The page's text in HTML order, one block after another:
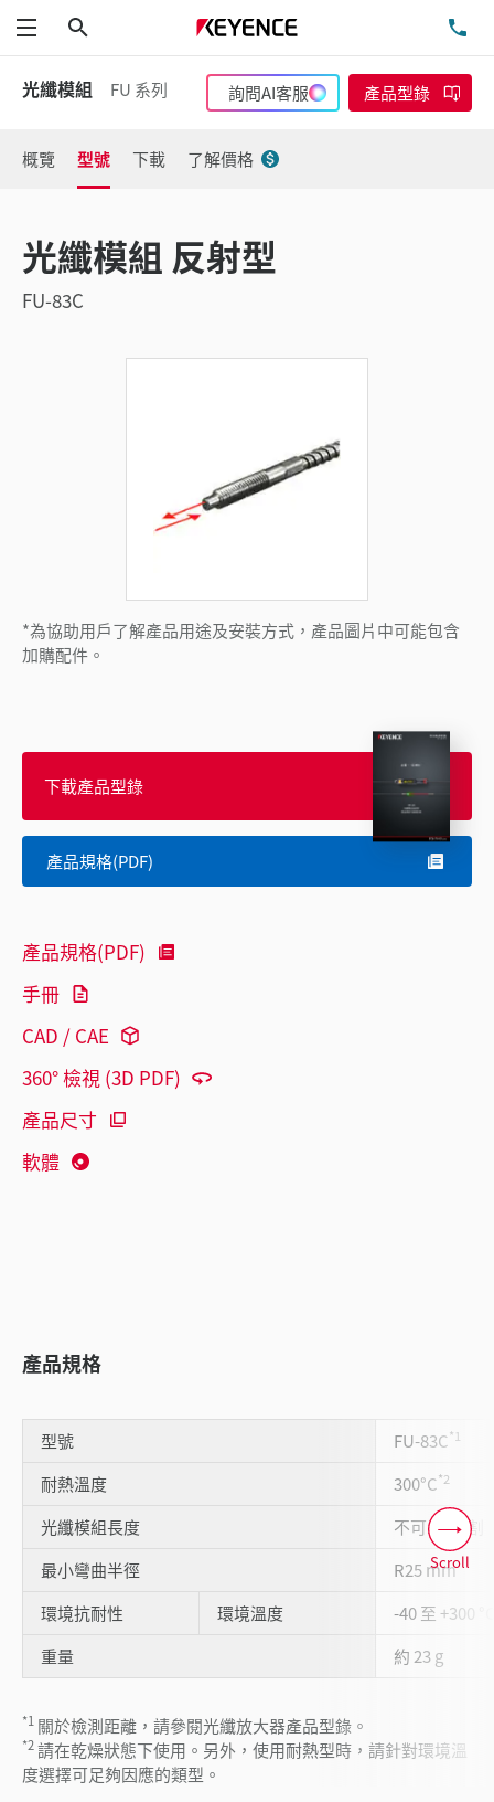
功能表
光纖模組 FU 系列 詢問AI客服 產品型錄
概覽 型號 下載 了解價格
光纖模組 反射型
FU-83C
*為協助用戶了解產品用途及安裝方式，產品圖片中可能包含
加購配件。
下載產品型錄
產品規格(PDF)
產品規格(PDF)
手冊
CAD / CAE
360° 檢視 (3D PDF)
產品尺寸
軟體
產品規格
型號 FU-83C*1
耐熱溫度 300°C*2
光纖模組長度
不可1m切割
最小彎曲半徑
R25 mm
環境抗耐性
環境溫度
-40 至 +300
重量
約 23 g
*1 關於檢測距離，請參閱光纖放大器產品型錄。
*2請在乾燥狀態下使用。另外，使用耐熱型時，請針對環境溫
度選擇可足夠因應的類型。
Scroll